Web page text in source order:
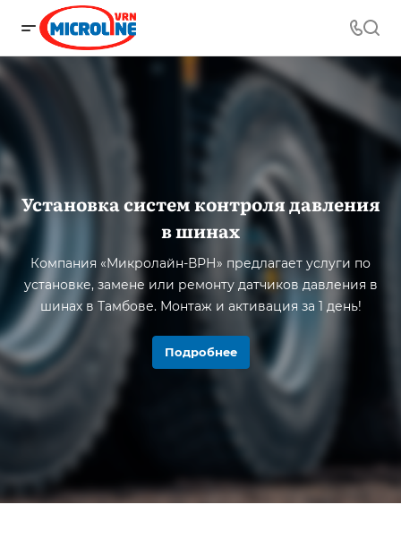
Установка систем контроля давления
в шинах
Компания «Микролайн-ВРН» предлагает услуги по
установке, замене или ремонту датчиков давления в
шинах в Тамбове. Монтаж и активация за 1 день!
Подробнее